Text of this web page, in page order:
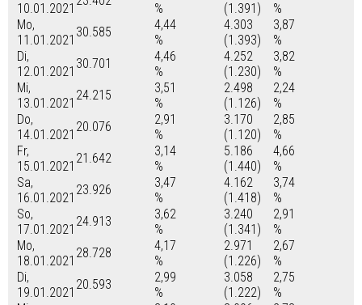
10.01.2021
%
(1.391)
%
Mo,
11.01.2021
30.585
4,44
%
4.303
(1.393)
3,87
%
Di,
12.01.2021
30.701
4,46
%
4.252
(1.230)
3,82
%
Mi,
13.01.2021
24.215
3,51
%
2.498
(1.126)
2,24
%
Do,
14.01.2021
20.076
2,91
%
3.170
(1.120)
2,85
%
Fr,
15.01.2021
21.642
3,14
%
5.186
(1.440)
4,66
%
Sa,
16.01.2021
23.926
3,47
%
4.162
(1.418)
3,74
%
So,
17.01.2021
24.913
3,62
%
3.240
(1.341)
2,91
%
Mo,
18.01.2021
28.728
4,17
%
2.971
(1.226)
2,67
%
Di,
19.01.2021
20.593
2,99
%
3.058
(1.222)
2,75
%